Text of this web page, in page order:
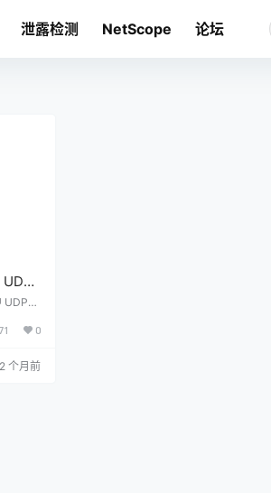
泄露检测 NetScope 论坛
通、
转
71 0
2 个月前